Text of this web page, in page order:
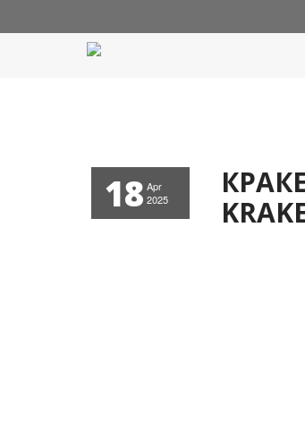
18 Apr
2025